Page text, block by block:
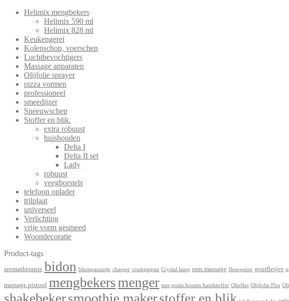
Helimix mengbekers
Helimix 590 ml
Helimix 828 ml
Keukengerei
Kolenschop, voerschep
Luchtbevochtigers
Massage apparaten
Olijfolie sprayer
pizza vormen
professioneel
smeedijzer
Sneeuwschep
Stoffer en blik.
extra robuust
huishouden
Delta I
Delta II set
Lady
robuust
veegborstels
telefoon oplader
trilplaat
universeel
Verlichting
vrije vorm gesmeed
Woondecoratie
Product-tags
aromatherapie bidon blinispannetje charger crumpetpan Crystal lamp ems massage flesopener geurflesjes
massage pistool mengbekersmenger met gratis houten handstoffer Oliefles Olijfolie Fles